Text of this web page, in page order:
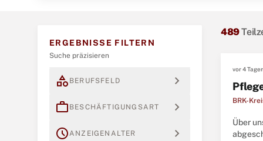
ERGEBNISSE FILTERN
Suche präzisieren
category BERUFSFELD expand_more
work BESCHÄFTIGUNGSART expand_more
scheduleANZEIGENALTER expand_more
489
vor 4
BRK-
Über